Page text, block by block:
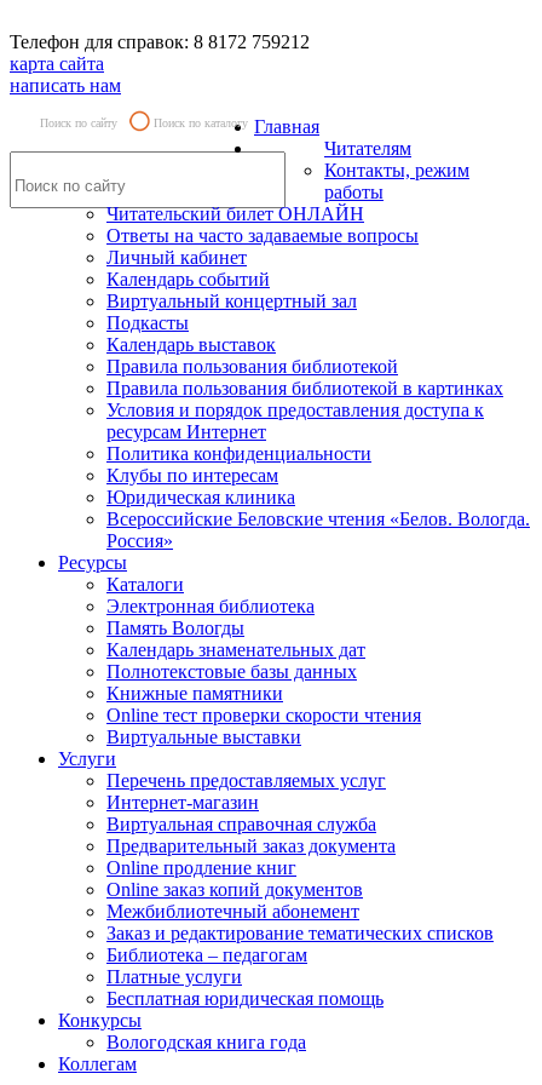
Телефон для справок: 8 8172 759212
карта сайта
написать нам
Поиск по сайту Поиск по каталогу Главная
Читателям
Контакты, режим
работы
Читательский билет ОНЛАЙН
Ответы на часто задаваемые вопросы
Личный кабинет
Календарь событий
Виртуальный концертный зал
Подкасты
Календарь выставок
Правила пользования библиотекой
Правила пользования библиотекой в картинках
Условия и порядок предоставления доступа к
ресурсам Интернет
Политика конфиденциальности
Клубы по интересам
Юридическая клиника
Всероссийские Беловские чтения «Белов. Вологда.
Россия»
Ресурсы
Каталоги
Электронная библиотека
Память Вологды
Календарь знаменательных дат
Полнотекстовые базы данных
Книжные памятники
Online тест проверки скорости чтения
Виртуальные выставки
Услуги
Перечень предоставляемых услуг
Интернет-магазин
Виртуальная справочная служба
Предварительный заказ документа
Online продление книг
Online заказ копий документов
Межбиблиотечный абонемент
Заказ и редактирование тематических списков
Библиотека – педагогам
Платные услуги
Бесплатная юридическая помощь
Конкурсы
Вологодская книга года
Коллегам